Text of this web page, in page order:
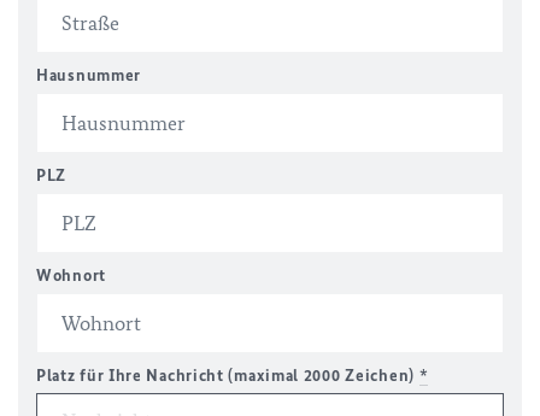
Hausnummer
PLZ
Wohnort
Platz für Ihre Nachricht (maximal 2000 Zeichen) *